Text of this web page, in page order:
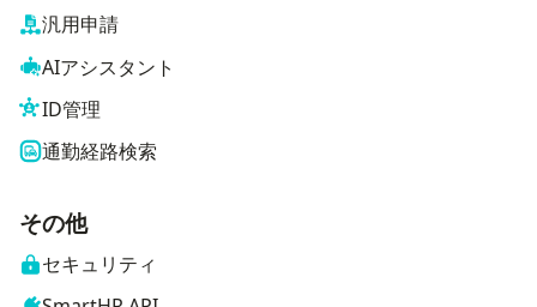
汎用申請
AIアシスタント
ID管理
通勤経路検索
その他
セキュリティ